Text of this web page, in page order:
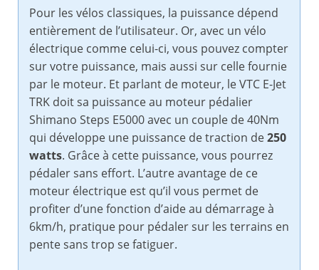
Pour les vélos classiques, la puissance dépend
entièrement de l’utilisateur. Or, avec un vélo
électrique comme celui-ci, vous pouvez compter
sur votre puissance, mais aussi sur celle fournie
par le moteur. Et parlant de moteur, le VTC E-Jet
TRK doit sa puissance au moteur pédalier
Shimano Steps E5000 avec un couple de 40Nm
qui développe une puissance de traction de250
watts. Grâce à cette puissance, vous pourrez
pédaler sans effort. L’autre avantage de ce
moteur électrique est qu’il vous permet de
profiter d’une fonction d’aide au démarrage à
6km/h, pratique pour pédaler sur les terrains en
pente sans trop se fatiguer.